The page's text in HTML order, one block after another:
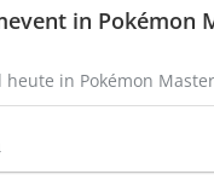
in Pokémon
in Pokémon